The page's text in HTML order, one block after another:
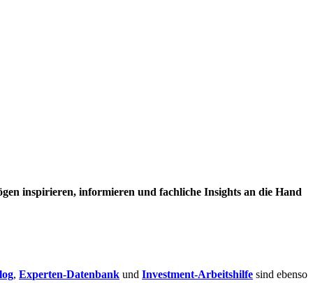
inspirieren, informieren und fachliche Insights an die Hand
,Experten-Datenbank undInvestment-Arbeitshilfe sind ebenso